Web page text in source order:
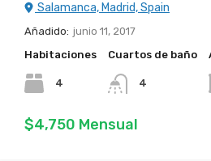
Salamanca, Madrid, Spain
Añadido: junio 11, 2017
Habitaciones
4
Cuartos de baño
4
$4,750 Mensual